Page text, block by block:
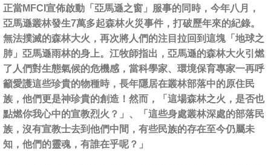
正當MFCI宣佈啟動「亞馬遜之窗」服事的同時，今年八月，
亞馬遜叢林發生7萬多起森林火災事件，打破歷年來的紀錄。
無法撲滅的森林大火，再次將人們的注目拉回到這塊「地球之
肺」亞馬遜雨林的身上。江牧師指出，亞馬遜的森林大火引燃
了人們對生態氣候的危機感，當科學家、環境保育專家一再呼
籲愛護這些珍貴的物種時，長年隱居在叢林部落中的原住民
族，他們更是神珍貴的創造！然而，「這場森林之火，是否也
點燃你我心中的宣教烈火？」、「這些身處叢林深處的部落民
族，沒有宣教士去到他們中間，有些民族的存在至今仍屬未
知，他們的靈魂，有誰在乎呢？」